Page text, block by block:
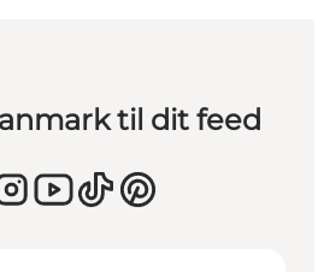
til dit feed